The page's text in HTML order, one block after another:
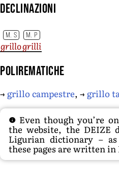
Declinazioni
M. S M. P
grillogrilli
Polirematiche
→ grillo campestre, → grillo
Even though you’re
the website, the DEIZE
Ligurian dictionary –
these pages are written